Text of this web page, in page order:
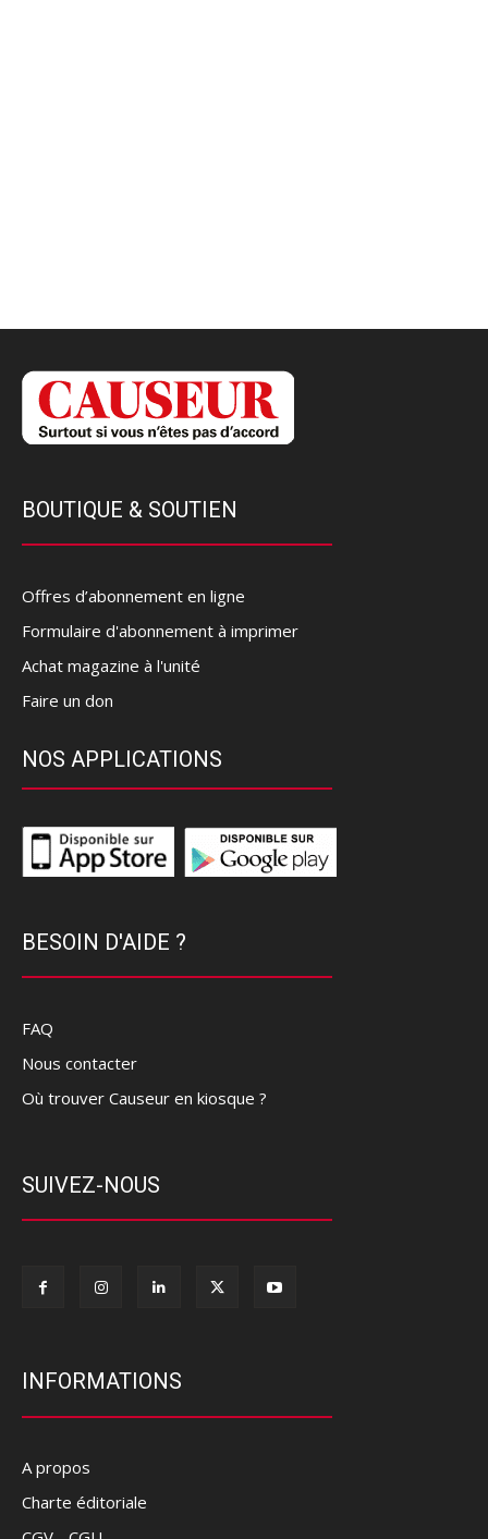
BOUTIQUE & SOUTIEN
Offres d’abonnement en ligne
Formulaire d'abonnement à imprimer
Achat magazine à l'unité
Faire un don
NOS APPLICATIONS
BESOIN D'AIDE ?
FAQ
Nous contacter
Où trouver Causeur en kiosque ?
SUIVEZ-NOUS
INFORMATIONS
A propos
Charte éditoriale